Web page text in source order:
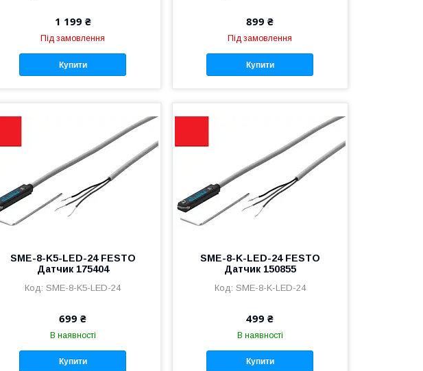
1 199 ₴
Під замовлення
Купити
899 ₴
Під замовлення
Купити
SME-8-K5-LED-24 FESTO
Датчик 175404
SME-8-K5-LED-24
699 ₴
В наявності
Купити
SME-8-K-LED-24 FESTO
Датчик 150855
SME-8-K-LED-24
499 ₴
В наявності
Купити